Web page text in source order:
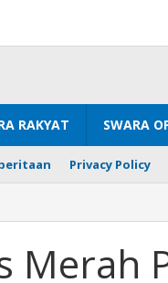
RAKYAT SWARA
Privacy Policy
Merah